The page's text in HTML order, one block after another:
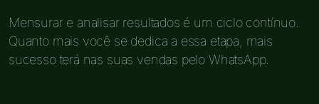
Mensurar e analisar resultados é um ciclo contínuo.
Quanto mais você se dedica a essa etapa, mais
sucesso terá nas suas vendas pelo WhatsApp.